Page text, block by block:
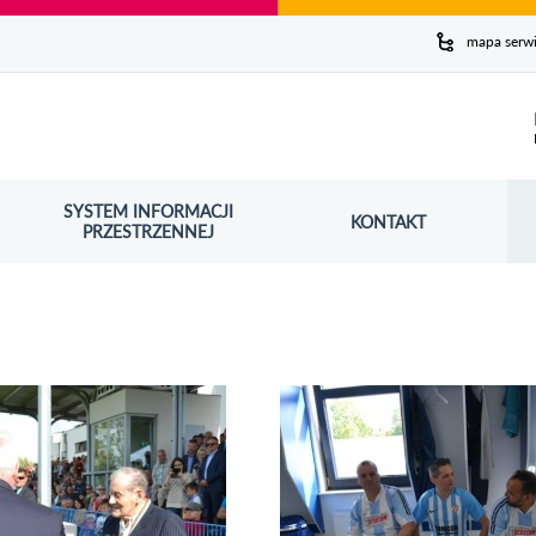
mapa
SYSTEM INFORMACJI
PRZESTRZENNEJ
OTWORZY SIĘ W NOWYM OKNIE KONTAKT
zdjęć 2019.09.15 otwarcie
ul. Kolejowej cz. II
Obejrzyj galerię zdjęć 2019.09.15
stadionu przy ul. Kolejowej